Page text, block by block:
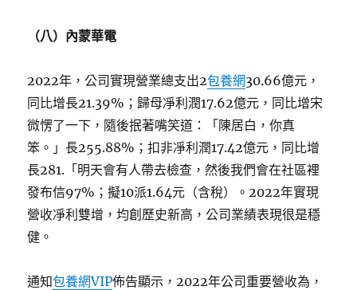
（八）內蒙華電
2022年，公司實現營業總支出2包養網30.66億元，
同比增長21.39%；歸母凈利潤17.62億元，同比增宋
微愣了一下，隨後抿著嘴笑道：「陳居白，你真
笨。」長255.88%；扣非凈利潤17.42億元，同比增
長281.「明天會有人帶去檢查，然後我們會在社區裡
發布信97%；擬10派1.64元（含稅）。2022年實現
營收凈利雙增，均創歷史新高，公司業績表現很是穩
健。
通知包養網VIP佈告顯示，2022年公司重要營收為，